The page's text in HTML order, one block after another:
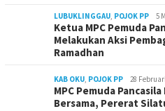
LUBUKLINGGAU, POJOK PP 5
Ketua MPC Pemuda
Melakukan Aksi
Ramadhan
KAB OKU, POJOK PP 28
MPC Pemuda
Bersama, Pererat